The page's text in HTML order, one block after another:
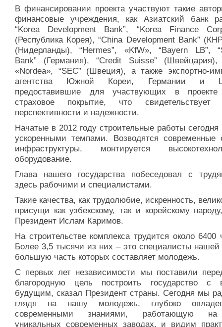
В финансировании проекта участвуют такие
финансовые учреждения, как Азиатский банк
“Korea Development Bank”, “Korea Finance
(Республика Корея), “China Development Bank”
(Нидерланды), “Hermes”, «KfW», “Bayern LB”,
Bank” (Германия), “Credit Suisse” (Швейцария),
«Nordea», “SEC” (Швеция), а также экспортно-
агентства Южной Кореи, Германии и
предоставившие для участвующих в проекте
страховое покрытие, что
перспективности и надежности.
Начатые в 2012 году строительные работы сегодня
ускоренными темпами. Возводятся современные
инфраструктуры, монтируется
оборудование.
Глава нашего государства побеседовал с
здесь рабочими и специалистами.
Такие качества, как трудолюбие, искренность,
присущи как узбекскому, так и корейскому
Президент Ислам Каримов.
На строительстве комплекса трудится около 6400
Более 3,5 тысячи из них – это специалисты нашей
большую часть которых составляет молодежь.
С первых лет независимости мы поставили
благородную цель построить государство с
будущим, сказал Президент страны. Сегодня мы
глядя на нашу молодежь, глубоко
современными знаниями, работающую на
уникальных современных заводах, и видим